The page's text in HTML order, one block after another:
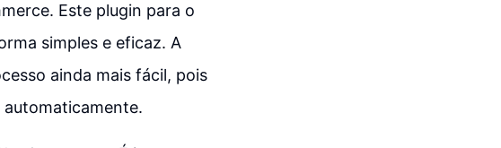
Este plugin para o
simples e eficaz. A
ainda mais fácil, pois
automaticamente.